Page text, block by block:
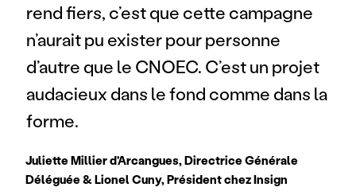
rend fiers, c’est que cette campagne
n’aurait pu exister pour personne
d’autre que le CNOEC. C’est un projet
audacieux dans le fond comme dans la
forme.
Juliette Millier d'Arcangues, Directrice Générale
Déléguée & Lionel Cuny, Président chez Insign